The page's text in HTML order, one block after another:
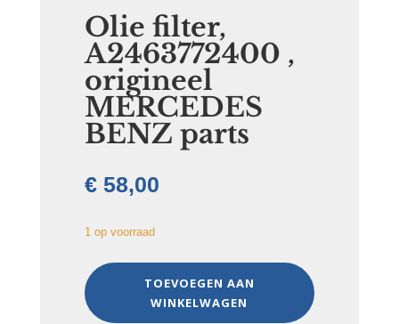
Olie filter,
A2463772400 ,
origineel
MERCEDES
BENZ parts
€58,00
1 op voorraad
Olie
filter,
A2463772400
TOEVOEGEN AAN
WINKELWAGEN